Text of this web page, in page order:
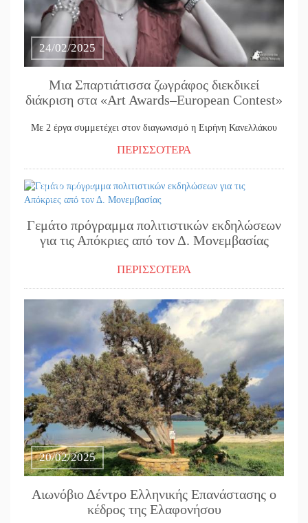
24/02/2025
Μια Σπαρτιάτισσα ζωγράφος διεκδικεί
διάκριση στα «Art Awards–European Contest»
Με 2 έργα συμμετέχει στον διαγωνισμό η Ειρήνη Κανελλάκου
ΠΕΡΙΣΣΟΤΕΡΑ
20/02/2025
Γεμάτο πρόγραμμα πολιτιστικών εκδηλώσεων
για τις Απόκριες από τον Δ. Μονεμβασίας
ΠΕΡΙΣΣΟΤΕΡΑ
20/02/2025
Αιωνόβιο Δέντρο Ελληνικής Επανάστασης ο
κέδρος της Ελαφονήσου